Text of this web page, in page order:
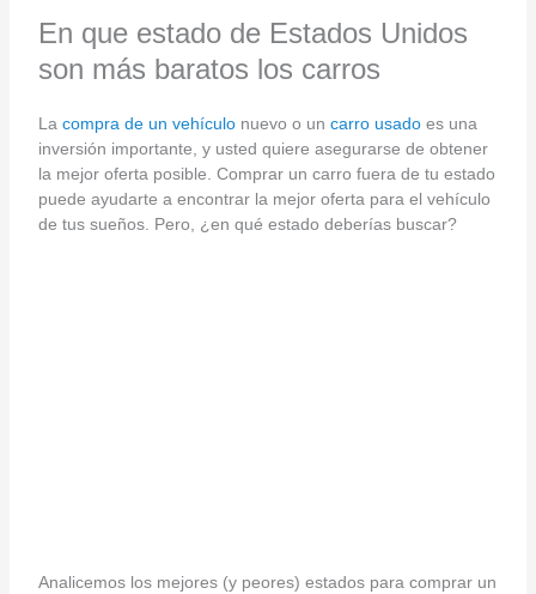
En que estado de Estados Unidos
son más baratos los carros
La compra de un vehículonuevo o un carro usadoes una
inversión importante, y usted quiere asegurarse de obtener
la mejor oferta posible. Comprar un carro fuera de tu estado
puede ayudarte a encontrar la mejor oferta para el vehículo
de tus sueños. Pero, ¿en qué estado deberías buscar?
Analicemos los mejores (y peores) estados para comprar un